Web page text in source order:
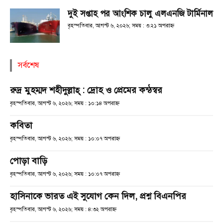
দুই সপ্তাহ পর আংশিক চালু এলএনজি টার্মিনাল
বৃহস্পতিবার, আগস্ট ৬, ২০২৬; সময় : ৩:২১ অপরাহ্ণ
সর্বশেষ
রুদ্র মুহম্মদ শহীদুল্লাহ্ : দ্রোহ ও প্রেমের কন্ঠস্বর
বৃহস্পতিবার, আগস্ট ৬, ২০২৬; সময় : ১০:১৪ অপরাহ্ণ
কবিতা
বৃহস্পতিবার, আগস্ট ৬, ২০২৬; সময় : ১০:০৭ অপরাহ্ণ
পোড়া বাড়ি
বৃহস্পতিবার, আগস্ট ৬, ২০২৬; সময় : ১০:০৭ অপরাহ্ণ
হাসিনাকে ভারত এই সুযোগ কেন দিল, প্রশ্ন বিএনপির
বৃহস্পতিবার, আগস্ট ৬, ২০২৬; সময় : ৪:৩২ অপরাহ্ণ